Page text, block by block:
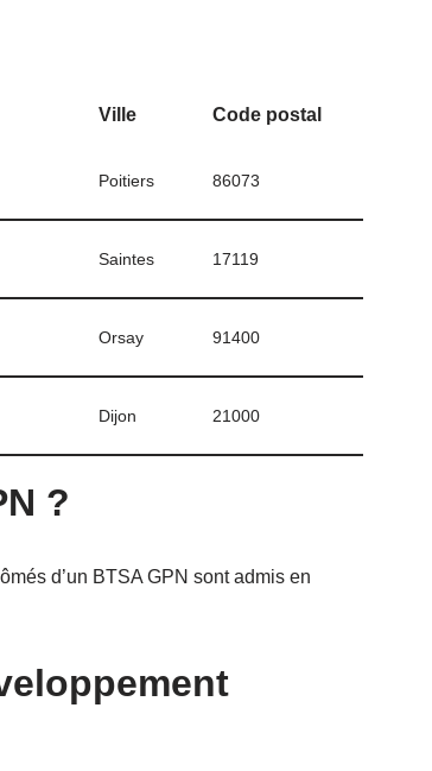
Ville Code postal
Poitiers 86073
Saintes 17119
Orsay 91400
Dijon 21000
?
d’un BTSA GPN sont admis en